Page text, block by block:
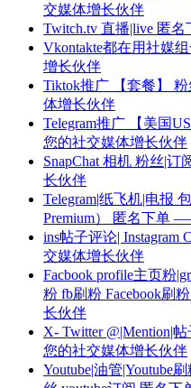
交媒体增长伙伴
Twitch.tv 直播|live 匿
Vkontakte都在用社媒
增长伙伴
Tiktok推广 【套餐】
体增长伙伴
Telegram推广 【美国
您的社交媒体增长伙伴
SnapChat 相机 粉丝|
长伙伴
Telegram|纸飞机|电报
Premium） 匿名下单
ins帖子评论|
交媒体增长伙伴
Facbook profile主页粉
粉 fb刷粉 Facebook刷
长伙伴
X- Twitter @|Mention|
您的社交媒体增长伙伴
Youtube|油管|Youtube